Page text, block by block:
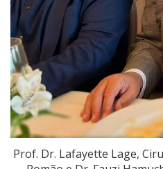
Prof. Dr. Lafayette Lage,